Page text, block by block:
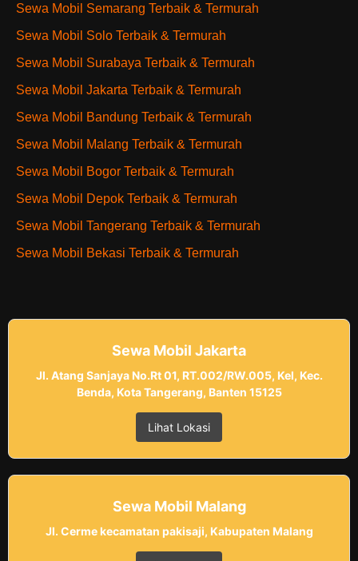
Sewa Mobil Semarang Terbaik & Termurah
Sewa Mobil Solo Terbaik & Termurah
Sewa Mobil Surabaya Terbaik & Termurah
Sewa Mobil Jakarta Terbaik & Termurah
Sewa Mobil Bandung Terbaik & Termurah
Sewa Mobil Malang Terbaik & Termurah
Sewa Mobil Bogor Terbaik & Termurah
Sewa Mobil Depok Terbaik & Termurah
Sewa Mobil Tangerang Terbaik & Termurah
Sewa Mobil Bekasi Terbaik & Termurah
Sewa Mobil Jakarta
Jl. Atang Sanjaya No.Rt 01, RT.002/RW.005, Kel, Kec.
Benda, Kota Tangerang, Banten 15125
Lihat Lokasi
Sewa Mobil Malang
Jl. Cerme kecamatan pakisaji, Kabupaten Malang